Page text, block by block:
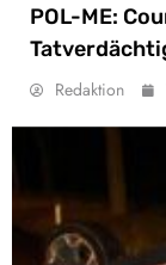
POL-ME:
Redaktion